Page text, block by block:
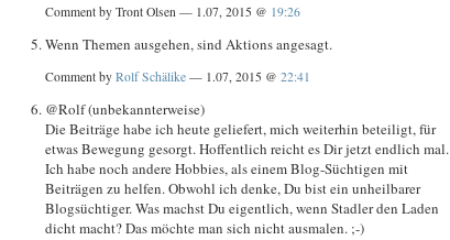
Comment by Tront Olsen — 1.07, 2015 @ 19:26
Wenn Themen ausgehen, sind Aktions angesagt.
Comment by Rolf Schälike — 1.07, 2015 @ 22:41
@Rolf (unbekannterweise)
Die Beiträge habe ich heute geliefert, mich weiterhin beteiligt, für
etwas Bewegung gesorgt. Hoffentlich reicht es Dir jetzt endlich mal.
Ich habe noch andere Hobbies, als einem Blog-Süchtigen mit
Beiträgen zu helfen. Obwohl ich denke, Du bist ein unheilbarer
Blogsüchtiger. Was machst Du eigentlich, wenn Stadler den Laden
dicht macht? Das möchte man sich nicht ausmalen. ;-)